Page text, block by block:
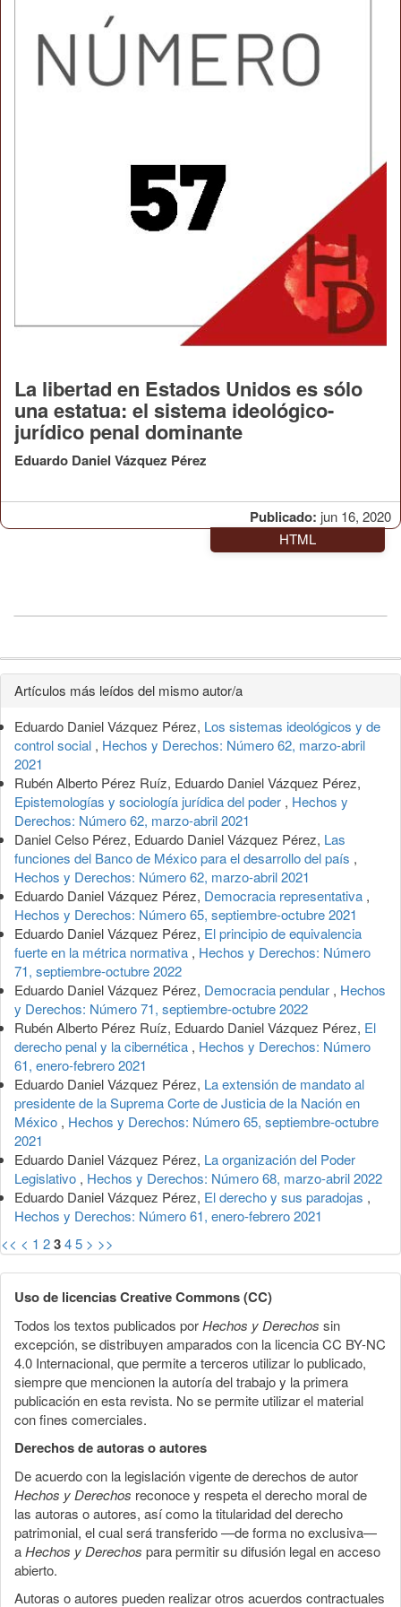
Publicado: jun 16, 2020
La libertad en Estados Unidos es sólo
una estatua: el sistema ideológico-
jurídico penal dominante
Eduardo Daniel Vázquez Pérez
HTML
Detalles
del
artículo
Artículos más leídos del mismo autor/a
Eduardo Daniel Vázquez Pérez, Los sistemas ideológicos y de
control social , Hechos y Derechos: Número 62, marzo-abril
2021
Rubén Alberto Pérez Ruíz, Eduardo Daniel Vázquez Pérez,
Epistemologías y sociología jurídica del poder , Hechos y
Derechos: Número 62, marzo-abril 2021
Daniel Celso Pérez, Eduardo Daniel Vázquez Pérez, Las
funciones del Banco de México para el desarrollo del país ,
Hechos y Derechos: Número 62, marzo-abril 2021
Eduardo Daniel Vázquez Pérez, Democracia representativa ,
Hechos y Derechos: Número 65, septiembre-octubre 2021
Eduardo Daniel Vázquez Pérez, El principio de equivalencia
fuerte en la métrica normativa , Hechos y Derechos: Número
71, septiembre-octubre 2022
Eduardo Daniel Vázquez Pérez, Democracia pendular , Hechos
y Derechos: Número 71, septiembre-octubre 2022
Rubén Alberto Pérez Ruíz, Eduardo Daniel Vázquez Pérez, El
derecho penal y la cibernética , Hechos y Derechos: Número
61, enero-febrero 2021
Eduardo Daniel Vázquez Pérez, La extensión de mandato al
presidente de la Suprema Corte de Justicia de la Nación en
México , Hechos y Derechos: Número 65, septiembre-octubre
2021
Eduardo Daniel Vázquez Pérez, La organización del Poder
Legislativo , Hechos y Derechos: Número 68, marzo-abril 2022
Eduardo Daniel Vázquez Pérez, El derecho y sus paradojas ,
Hechos y Derechos: Número 61, enero-febrero 2021
<< < 1 2345 > >>
Uso de licencias Creative Commons (CC)
Todos los textos publicados porHechos y Derechos sin
excepción, se distribuyen amparados con la licencia CC BY-NC
4.0 Internacional, que permite a terceros utilizar lo publicado,
siempre que mencionen la autoría del trabajo y la primera
publicación en esta revista. No se permite utilizar el material
con fines comerciales.
Derechos de autoras o autores
De acuerdo con la legislación vigente de derechos de autor
Hechos y Derechos reconoce y respeta el derecho moral de
las autoras o autores, así como la titularidad del derecho
patrimonial, el cual será transferido —de forma no exclusiva—
aHechos y Derechos para permitir su difusión legal en acceso
abierto.
Autoras o autores pueden realizar otros acuerdos contractuales